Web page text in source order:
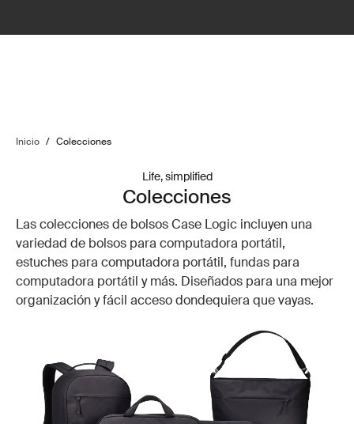
Inicio / Colecciones
Life, simplified
Colecciones
Las colecciones de bolsos Case Logic incluyen una
variedad de bolsos para computadora portátil,
estuches para computadora portátil, fundas para
computadora portátil y más. Diseñados para una mejor
organización y fácil acceso dondequiera que vayas.